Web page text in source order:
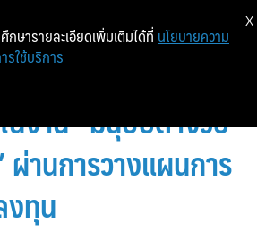
กายแนวคิด
งาน “มนุษย์ต่างวัย
านการวางแผนการ
งทุน
กษารายละเอียดเพิ่มเติมได้ที่ นโยบายความ
รใช้บริการ
X